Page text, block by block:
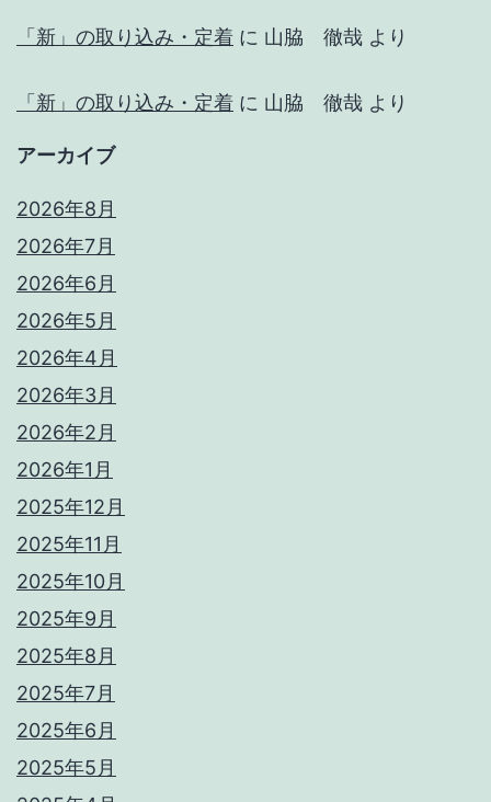
「新」の取り込み・定着 に 山脇 徹哉 より
「新」の取り込み・定着 に 山脇 徹哉 より
アーカイブ
2026年8月
2026年7月
2026年6月
2026年5月
2026年4月
2026年3月
2026年2月
2026年1月
2025年12月
2025年11月
2025年10月
2025年9月
2025年8月
2025年7月
2025年6月
2025年5月